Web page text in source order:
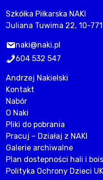
Szkółka Piłkarska NAKI
Juliana Tuwima 22, 10-
naki@naki.pl
604 532 547
Andrzej Nakielski
Kontakt
Nabór
O Naki
Pliki do pobrania
Pracuj – Działaj z NAKI
Galerie archiwalne
Plan dostepności hali i
Polityka Ochrony Dzieci